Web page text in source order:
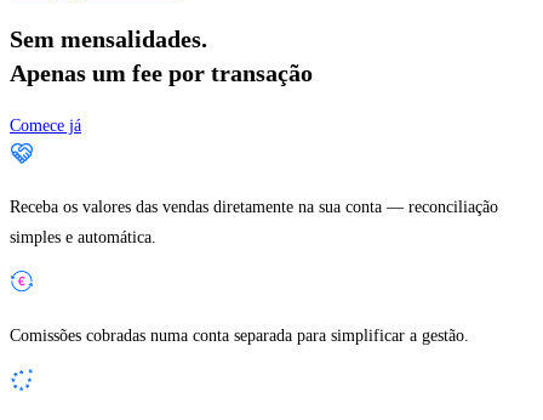
Sem mensalidades.
Apenas um fee por transação
Comece já
Receba os valores das vendas diretamente na sua conta — reconciliação
simples e automática.
Comissões cobradas numa conta separada para simplificar a gestão.